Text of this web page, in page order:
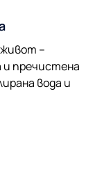
–
и пречистена
вода и